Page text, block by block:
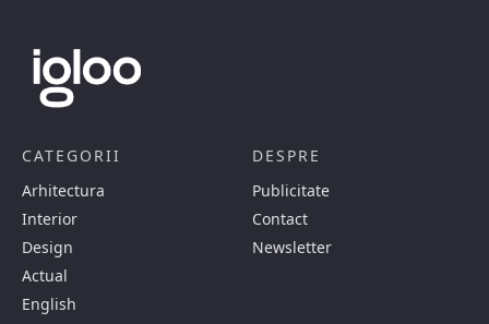
CATEGORII
Arhitectura
Interior
Design
Actual
English
DESPRE
Publicitate
Contact
Newsletter